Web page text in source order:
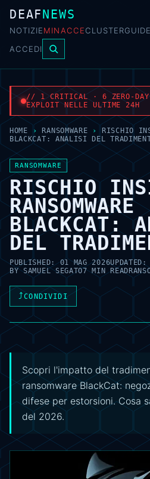
DEAFNEWS
NOTIZIEMINACCECLUSTERGUIDE
ACCEDI
// 1 CRITICAL · 6 ZERO-
EXPLOIT NELLE ULTIME 24H
HOME › RANSOMWARE ›
RISCHIO
BLACKCAT: ANALISI DEL
RANSOMWARE
RISCHIO
RANSOMWARE
BLACKCAT:
DEL
PUBLISHED:01 MAG 2026
BYSAMUEL SEGATO7 MIN READ
⤴CONDIVIDI
Scopri l'impatto del
ransomware BlackCat:
difese per estorsioni. Cosa
del 2026.